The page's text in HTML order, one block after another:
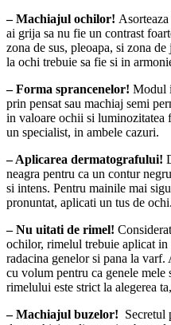
– Machiajul ochilor!
ai grija sa nu fie un contrast
zona de sus, pleoapa, si zona
la ochi trebuie sa fie si in
– Forma sprancenelor! Modul
prin pensat sau machiaj semi
in valoare ochii si luminozitatea
un specialist, in ambele cazuri.
– Aplicarea dermatografului!
neagra pentru ca un contur
si intens. Pentru mainile mai
pronuntat, aplicati un tus de ochi.
– Nu uitati de rimel!
ochilor, rimelul trebuie aplicat
radacina genelor si pana la
cu volum pentru ca genele mele
rimelului este strict la alegerea
– Machiajul buzelor! Secretul